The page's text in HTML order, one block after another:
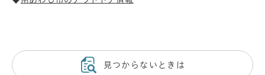
見つからないときは